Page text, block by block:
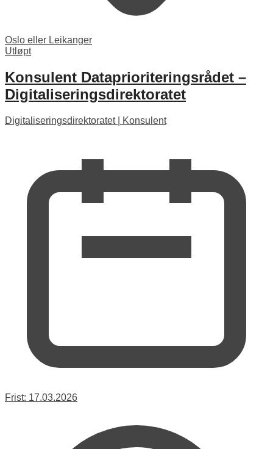
Oslo eller Leikanger
Utløpt
Konsulent Dataprioriteringsrådet –
Digitaliseringsdirektoratet
Digitaliseringsdirektoratet| Konsulent
Frist: 17.03.2026